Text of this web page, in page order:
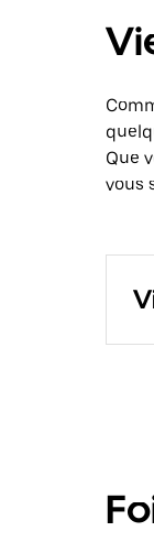
Que
vous